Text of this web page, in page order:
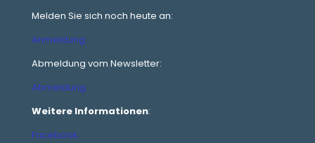
Melden Sie sich noch heute an:
Anmeldung
Abmeldung vom Newsletter:
Abmeldung
Weitere Informationen:
Facebook